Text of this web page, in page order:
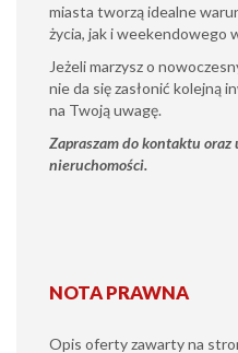
miasta tworzą idealne
życia, jak i weekendowego
Jeżeli marzysz o
nie da się zasłonić kolejną
na Twoją uwagę.
Zapraszam do kontaktu
nieruchomości.
NOTA PRAWNA
Opis oferty zawarty na